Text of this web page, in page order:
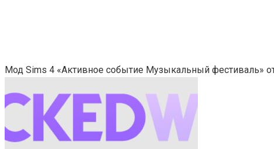
Мод Sims 4 «Активное событие Музыкальный фестиваль»